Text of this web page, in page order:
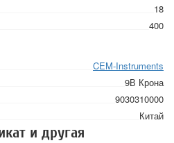
18
400
CEM-Instruments
9В Крона
9030310000
Китай
и другая